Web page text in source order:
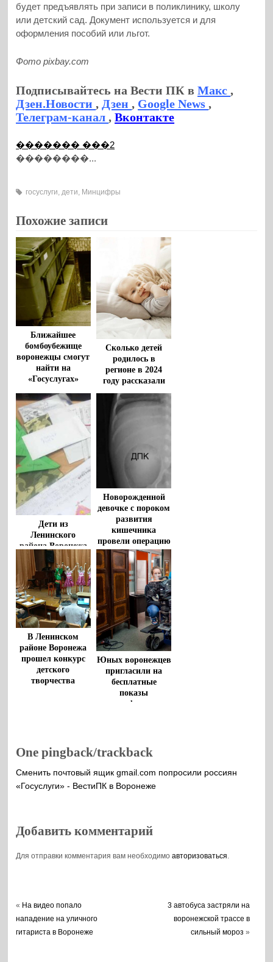
будет предъявлять при записи в поликлинику, школу
или детский сад. Документ используется и для
оформления пособий или льгот.
Фото pixbay.com
Подписывайтесь на Вести ПК вМакс,
Дзен.Новости, Дзен, Google News,
Телеграм-канал,Вконтакте
������� ���2
��������...
госуслуги дети Минцифры
Похожие записи
Ближайшее
бомбоубежище
воронежцы смогут
найти на
«Госуслугах»
Сколько детей
родилось в
регионе в 2024
году рассказали
воронежцам
Дети из
Ленинского
района Воронежа
продолжают
помогать
защитникам
Родины
Новорожденной
девочке с пороком
развития
кишечника
провели операцию
воронежские
врачи
В Ленинском
районе Воронежа
прошел конкурс
детского
творчества
Юных воронежцев
пригласили на
бесплатные
показы
кинофорума
One pingback/trackback
Сменить почтовый ящик gmail.com попросили россиян
«Госуслуги» - ВестиПК в Воронеже
Добавить комментарий
Для отправки комментария вам необходимоавторизоваться.
« На видео попало
нападение на уличного
гитариста в Воронеже
3 автобуса застряли на
воронежской трассе в
сильный мороз »